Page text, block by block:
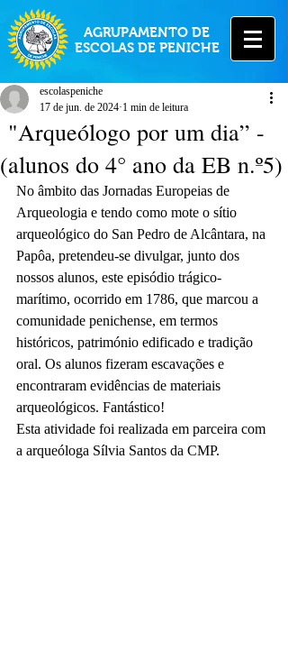
AGRUPAMENTO DE
ESCOLAS DE PENICHE
"Arqueólogo por um dia” -
(alunos do 4° ano da EB n.º5)
escolaspeniche
17 de jun. de 2024 1 min de leitura
No âmbito das Jornadas Europeias de
Arqueologia e tendo como mote o sítio
arqueológico do San Pedro de Alcântara, na
Papôa, pretendeu-se divulgar, junto dos
nossos alunos, este episódio trágico-
marítimo, ocorrido em 1786, que marcou a
comunidade penichense, em termos
históricos, património edificado e tradição
oral. Os alunos fizeram escavações e
encontraram evidências de materiais
arqueológicos. Fantástico!
Esta atividade foi realizada em parceira com
a arqueóloga Sílvia Santos da CMP.